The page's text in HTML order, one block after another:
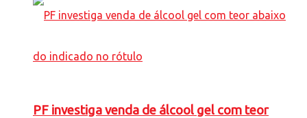
PF investiga venda de álcool gel com teor